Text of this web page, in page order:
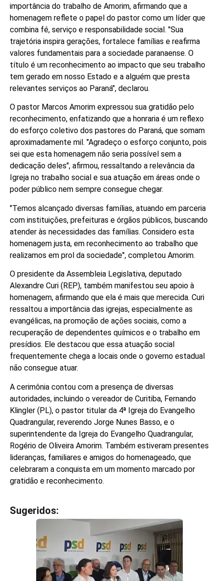
importância do trabalho de Amorim, afirmando que a
homenagem reflete o papel do pastor como um líder que
combina fé, serviço e responsabilidade social. "Sua
trajetória inspira gerações, fortalece famílias e reafirma
valores fundamentais para a sociedade paranaense. O
título é um reconhecimento ao impacto que seu trabalho
tem gerado em nosso Estado e a alguém que presta
relevantes serviços ao Paraná", declarou.
O pastor Marcos Amorim expressou sua gratidão pelo
reconhecimento, enfatizando que a honraria é um reflexo
do esforço coletivo dos pastores do Paraná, que somam
aproximadamente mil. "Agradeço o esforço conjunto, pois
sei que esta homenagem não seria possível sem a
dedicação deles", afirmou, ressaltando a relevância da
Igreja no trabalho social e sua atuação em áreas onde o
poder público nem sempre consegue chegar.
"Temos alcançado diversas famílias, atuando em parceria
com instituições, prefeituras e órgãos públicos, buscando
atender às necessidades das famílias. Considero esta
homenagem justa, em reconhecimento ao trabalho que
realizamos em prol da sociedade", completou Amorim.
O presidente da Assembleia Legislativa, deputado
Alexandre Curi (REP), também manifestou seu apoio à
homenagem, afirmando que ela é mais que merecida. Curi
ressaltou a importância das igrejas, especialmente as
evangélicas, na promoção de ações sociais, como a
recuperação de dependentes químicos e o trabalho em
presídios. Ele destacou que essa atuação social
frequentemente chega a locais onde o governo estadual
não consegue atuar.
A cerimônia contou com a presença de diversas
autoridades, incluindo o vereador de Curitiba, Fernando
Klingler (PL), o pastor titular da 4ª Igreja do Evangelho
Quadrangular, reverendo Jorge Nunes Basso, e o
superintendente da Igreja do Evangelho Quadrangular,
Rogério de Oliveira Amorim. Também estiveram presentes
lideranças, familiares e amigos do homenageado, que
celebraram a conquista em um momento marcado por
gratidão e reconhecimento.
Sugeridos: